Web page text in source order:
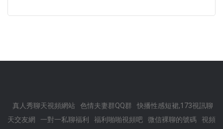
真人秀聊天視頻網站 色情夫妻群QQ群
快播性感短裙,173視訊聊
天交友網
一對一私聊福利 福利啪啪視頻吧 微信裸聊的號碼
視頻